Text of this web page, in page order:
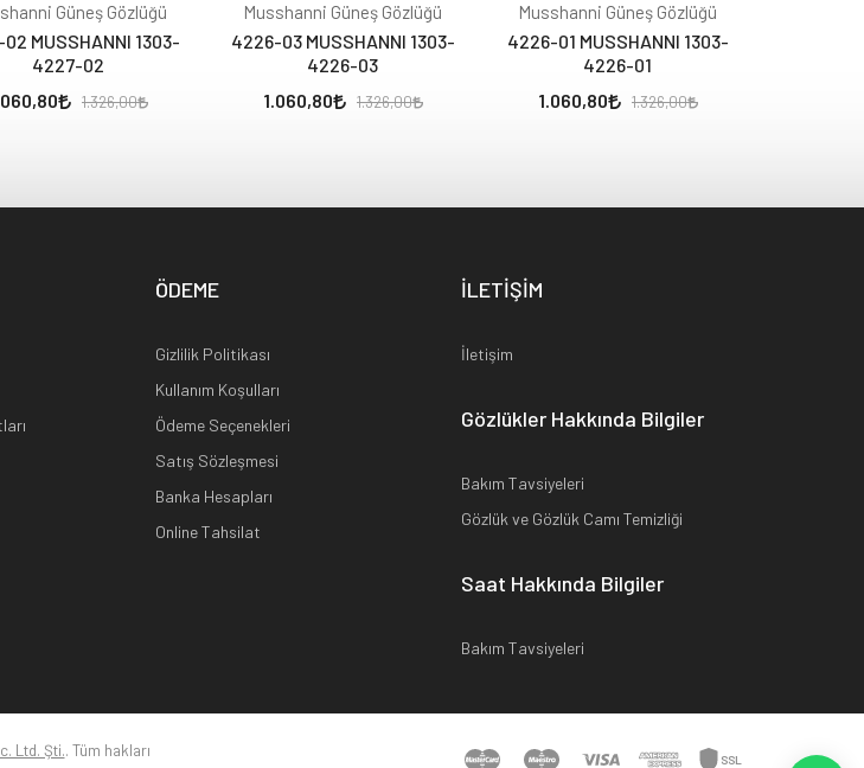
Güneş Gözlüğü
MUSSHANNI 1303-
4227-02
1.326,00
Musshanni Güneş Gözlüğü
4226-03 MUSSHANNI 1303-
4226-03
1.060,80
1.326,00
Musshanni Güneş Gözlüğü
4226-01 MUSSHANNI 1303-
4226-01
1.060,80
1.326,00
ÖDEME
Gizlilik Politikası
Kullanım Koşulları
Ödeme Seçenekleri
Satış Sözleşmesi
Banka Hesapları
Online Tahsilat
İLETİŞİM
İletişim
Gözlükler Hakkında Bilgiler
Bakım Tavsiyeleri
Gözlük ve Gözlük Camı Temizliği
Saat Hakkında Bilgiler
Bakım Tavsiyeleri
Ltd. Şti.. Tüm hakları